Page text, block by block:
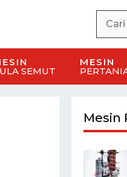
SEMUT
MESIN
Mesin